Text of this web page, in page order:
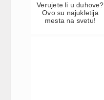
Verujete li u duhove?
Ovo su najukletija
mesta na svetu!